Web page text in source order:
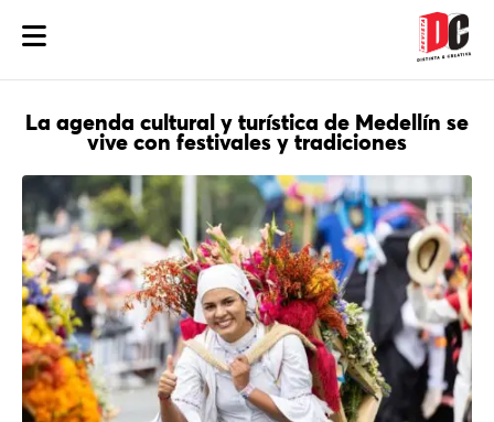
La agenda cultural y turística de Medellín se
vive con festivales y tradiciones